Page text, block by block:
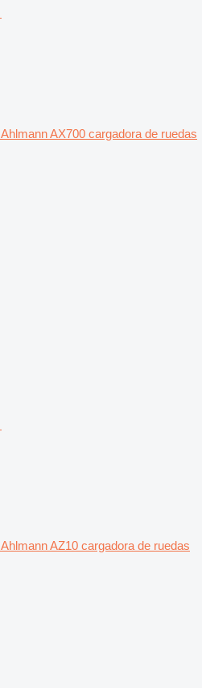
Ahlmann AX700 cargadora de ruedas
Ahlmann AZ10 cargadora de ruedas